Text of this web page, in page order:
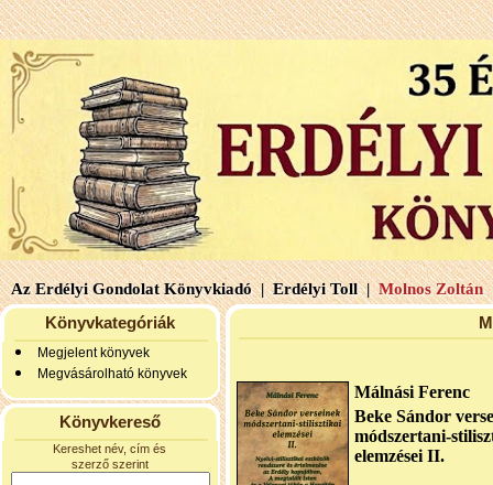
Az Erdélyi Gondolat Könyvkiadó | Erdélyi Toll | Molnos Zoltán
Könyvkategóriák
Megjelent könyvek
Megvásárolható könyvek
Könyvkereső
Kereshet név, cím és
szerző szerint
Málnási Ferenc
Beke Sándor
módszertani-
elemzései II.